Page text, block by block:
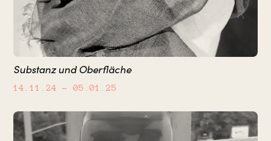
Substanz und Oberfläche
14.11.24 – 05.01.25